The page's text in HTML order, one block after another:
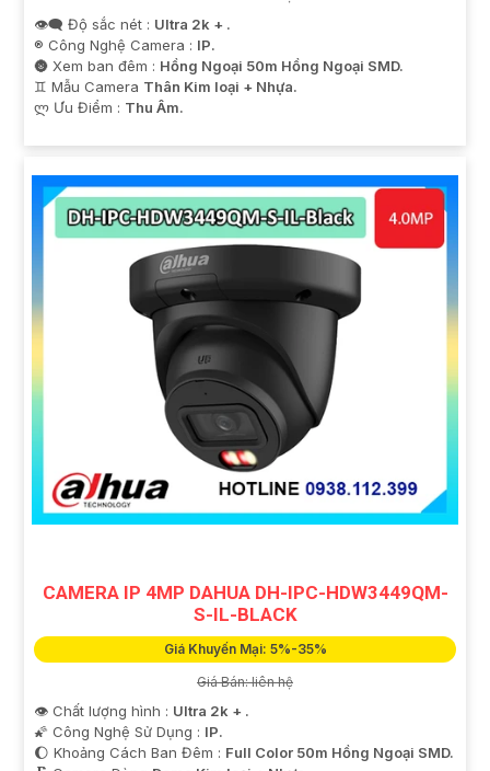
👁️‍🗨 Độ sắc nét : Ultra 2k + .
®️ Công Nghệ Camera : IP.
🌚 Xem ban đêm : Hồng Ngoại 50m Hồng Ngoại SMD.
♊ Mẫu Camera Thân Kim loại + Nhựa.
️ლ Ưu Điểm : Thu Âm.
CAMERA IP 4MP DAHUA DH-IPC-HDW3449QM-
S-IL-BLACK
Giá Khuyến Mại: 5%-35%
Giá Bán: liên hệ
👁 Chất lượng hình : Ultra 2k + .
🌠 Công Nghệ Sử Dụng : IP.
🌔 Khoảng Cách Ban Đêm : Full Color 50m Hồng Ngoại SMD.